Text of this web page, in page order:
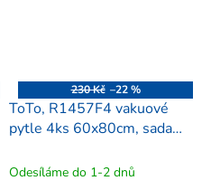
230 Kč –22 %
ToTo, R1457F4 vakuové
pytle 4ks 60x80cm, sada
Odesíláme do 1-2 dnů